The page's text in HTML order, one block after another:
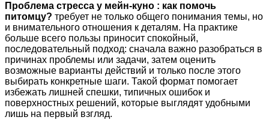
Проблема стресса у мейн-куно : как помочь
питомцу? требует не только общего понимания темы, но
и внимательного отношения к деталям. На практике
больше всего пользы приносит спокойный,
последовательный подход: сначала важно разобраться в
причинах проблемы или задачи, затем оценить
возможные варианты действий и только после этого
выбирать конкретные шаги. Такой формат помогает
избежать лишней спешки, типичных ошибок и
поверхностных решений, которые выглядят удобными
лишь на первый взгляд.